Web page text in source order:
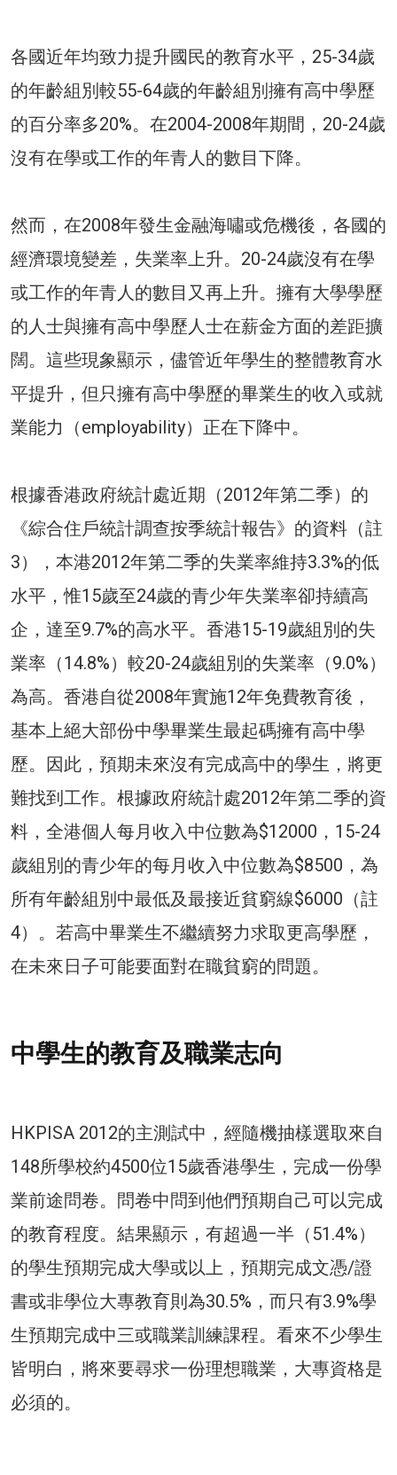
各國近年均致力提升國民的教育水平，25-34歲
的年齡組別較55-64歲的年齡組別擁有高中學歷
的百分率多20%。在2004-2008年期間，20-24歲
沒有在學或工作的年青人的數目下降。
然而，在2008年發生金融海嘯或危機後，各國的
經濟環境變差，失業率上升。20-24歲沒有在學
或工作的年青人的數目又再上升。擁有大學學歷
的人士與擁有高中學歷人士在薪金方面的差距擴
闊。這些現象顯示，儘管近年學生的整體教育水
平提升，但只擁有高中學歷的畢業生的收入或就
業能力（employability）正在下降中。
根據香港政府統計處近期（2012年第二季）的
《綜合住戶統計調查按季統計報告》的資料（註
3），本港2012年第二季的失業率維持3.3%的低
水平，惟15歲至24歲的青少年失業率卻持續高
企，達至9.7%的高水平。香港15-19歲組別的失
業率（14.8%）較20-24歲組別的失業率（9.0%）
為高。香港自從2008年實施12年免費教育後，
基本上絕大部份中學畢業生最起碼擁有高中學
歷。因此，預期未來沒有完成高中的學生，將更
難找到工作。根據政府統計處2012年第二季的資
料，全港個人每月收入中位數為$12000，15-24
歲組別的青少年的每月收入中位數為$8500，為
所有年齡組別中最低及最接近貧窮線$6000（註
4）。若高中畢業生不繼續努力求取更高學歷，
在未來日子可能要面對在職貧窮的問題。
中學生的教育及職業志向
HKPISA 2012的主測試中，經隨機抽樣選取來自
148所學校約4500位15歲香港學生，完成一份學
業前途問卷。問卷中問到他們預期自己可以完成
的教育程度。結果顯示，有超過一半（51.4%）
的學生預期完成大學或以上，預期完成文憑/證
書或非學位大專教育則為30.5%，而只有3.9%學
生預期完成中三或職業訓練課程。看來不少學生
皆明白，將來要尋求一份理想職業，大專資格是
必須的。